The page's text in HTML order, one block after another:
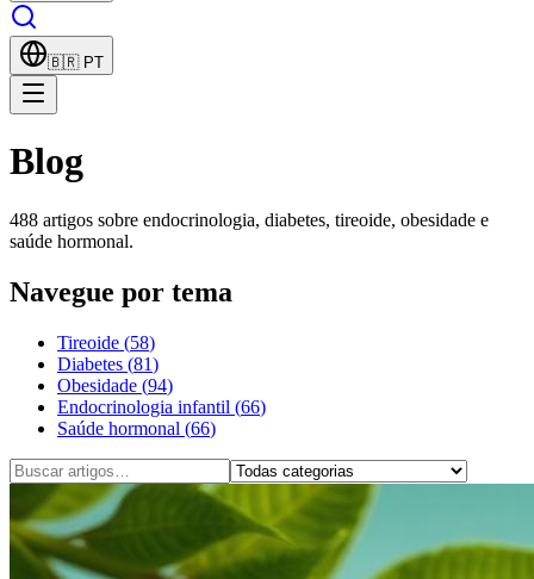
🇧🇷 PT
Blog
488 artigos sobre endocrinologia, diabetes, tireoide, obesidade e
saúde hormonal.
Navegue por tema
Tireoide (58)
Diabetes (81)
Obesidade (94)
Endocrinologia infantil (66)
Saúde hormonal (66)